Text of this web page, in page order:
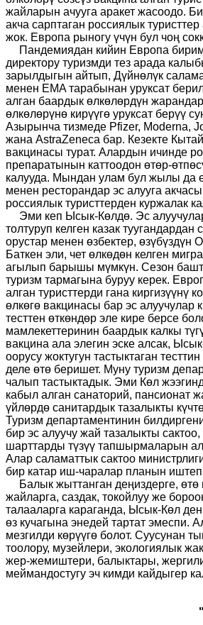
жайларын ачууга аракет жасоодо.
акча сарптаган россиялык
жок. Европа рыногу үчүн бул чоң
Пандемиядан кийин Европа
директору туризмди тез арада
зарылдыгын айтып, Дүйнөлүк
менен EMA тарабынан уруксат
алган баардык өлкөлөрдүн
өлкөлөрүнө кирүүгө уруксат берүү
Азырынча тизмеде Pfizer, Moderna,
жана AstraZeneca бар. Кезекте
вакцинасы турат. Алардын ичинде
препаратынын каттоодон өтөр-өтпөс
калууда. Мындан улам бул жылы да
менен ресторандар эс алууга
россиялык туристтерден куржалак
Эми кеп Ысык-Көлдө. Эс
толтуруп келген казак
орустар менен өзбектер,
Баткен эли, чет өлкөдөн келген
агылып барышы мүмкүн. Сезон
туризм тармагына буруу керек.
алган туристтерди гана киргизүүнү
өлкөгө вакцинасы бар эс алуучулар
тесттен өткөндөр эле кире берсе
мамлекеттеринин баардык калкы
вакцина ала элегин эске алсак,
оорусу жоктугун тастыктаган
деле өтө беришет. Муну туризм
чалып тастыктадык. Эми Көл
кабыл алган санаторий, пансионат
үйлөрдө санитардык тазалыкты
Туризм департаментинин
бир эс алуучу жай тазалыкты
шарттарды түзүү тапшырмаларын
Алар саламаттык сактоо
бир катар иш-чаралар планын
Балык жыттанган деңиздерге,
жайларга, саздак, токойлуу же
талааларга караганда, Ысык-Көл ден
өз кучагына энедей тартат эмеспи.
мезгилди көрүүгө болот. Суусунан
тоолору, музейлери, экологиялык
жер-жемиштери, балыктары,
меймандостугу эч кимди кайдыгер